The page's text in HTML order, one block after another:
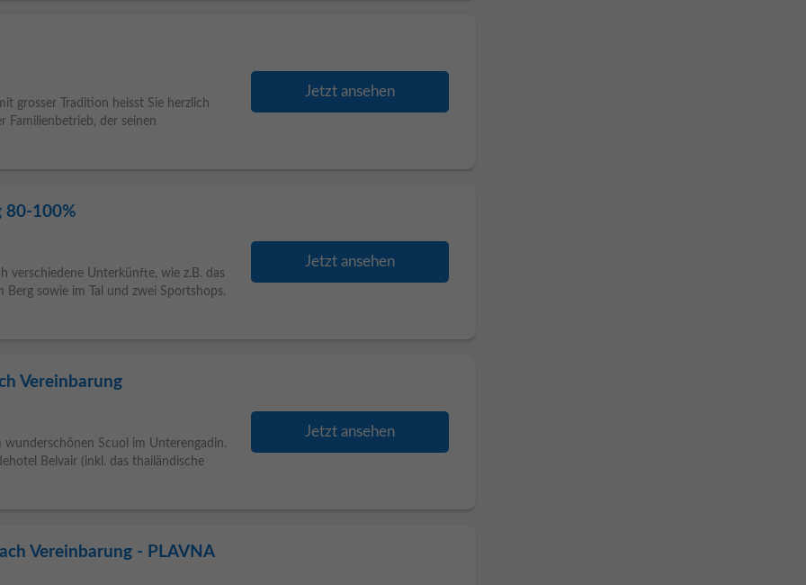
grosser Tradition heisst Sie herzlich
Familienbetrieb, der seinen
Jetzt ansehen
80-100%
verschiedene Unterkünfte, wie z.B. das
Berg sowie im Tal und zwei Sportshops.
Jetzt ansehen
Vereinbarung
wunderschönen Scuol im Unterengadin.
Belvair (inkl. das thailändische
Jetzt ansehen
Vereinbarung - PLAVNA